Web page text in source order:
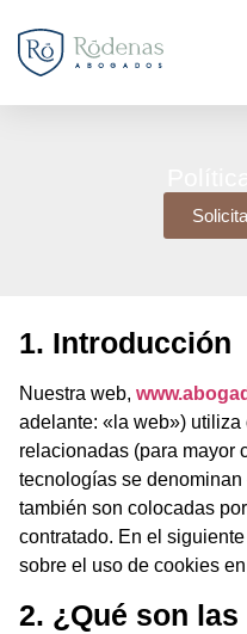
1. Introducción
Nuestra web,
adelante: «la web»)
relacionadas (para mayor
tecnologías se
también son colocadas
contratado. En el
sobre el uso de cookies
2. ¿Qué son